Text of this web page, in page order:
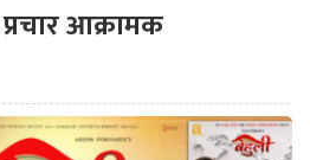
आक्रामक